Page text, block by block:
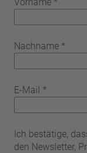
Nachname *
E-Mail *
Ich bestätige,
den Newsletter,